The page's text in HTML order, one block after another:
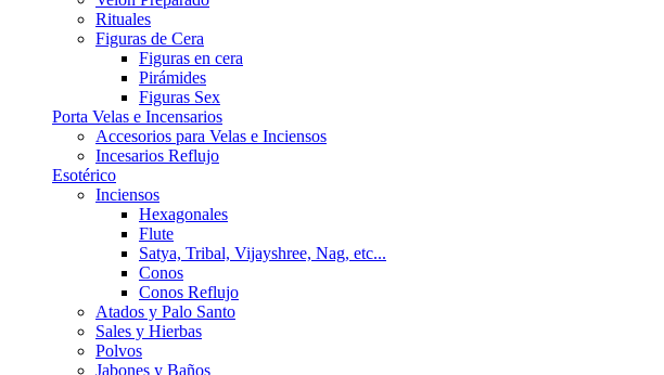
Rituales
Figuras de Cera
Figuras en cera
Pirámides
Figuras Sex
Porta Velas e Incensarios
Accesorios para Velas e Inciensos
Incesarios Reflujo
Esotérico
Inciensos
Hexagonales
Flute
Satya, Tribal, Vijayshree, Nag, etc...
Conos
Conos Reflujo
Atados y Palo Santo
Sales y Hierbas
Polvos
Jabones y Baños